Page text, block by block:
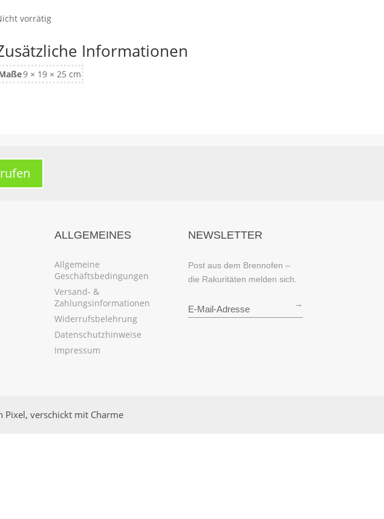
vorrätig
Informationen
9 × 19 × 25 cm
ALLGEMEINES
Allgemeine
Geschäftsbedingungen
Versand- &
Zahlungsinformationen
Widerrufsbelehrung
Datenschutzhinweise
Impressum
NEWSLETTER
Post aus dem Brennofen –
die Rakuritäten melden sich.
→
verschickt mit Charme